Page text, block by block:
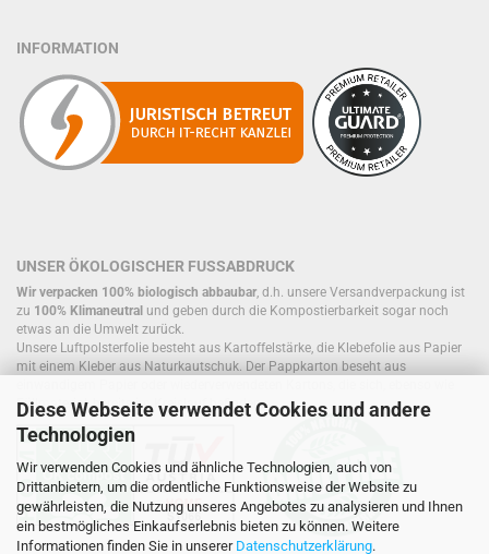
Diese Webseite verwendet Cookies und andere
Technologien
Wir verwenden Cookies und ähnliche Technologien, auch von
Drittanbietern, um die ordentliche Funktionsweise der Website zu
gewährleisten, die Nutzung unseres Angebotes zu analysieren und Ihnen
ein bestmögliches Einkaufserlebnis bieten zu können. Weitere
Informationen finden Sie in unserer Datenschutzerklärung.
INFORMATION
UNSER ÖKOLOGISCHER FUSSABDRUCK
Wir verpacken 100% biologisch abbaubar, d.h. unsere Versandverpackung ist
zu 100% Klimaneutral und geben durch die Kompostierbarkeit sogar noch
etwas an die Umwelt zurück.
Unsere Luftpolsterfolie besteht aus Kartoffelstärke, die Klebefolie aus Papier
mit einem Kleber aus Naturkautschuk. Der Pappkarton beseht aus
Füllmaterial, bereits im Kreislauf befinden.